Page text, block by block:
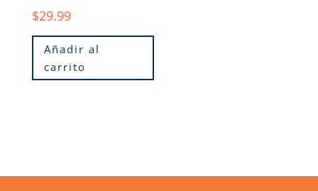
$29.99
Añadir al
carrito